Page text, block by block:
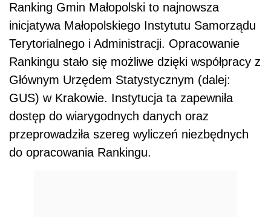
Ranking Gmin Małopolski to najnowsza
inicjatywa Małopolskiego Instytutu Samorządu
Terytorialnego i Administracji. Opracowanie
Rankingu stało się możliwe dzięki współpracy z
Głównym Urzędem Statystycznym (dalej:
GUS) w Krakowie. Instytucja ta zapewniła
dostęp do wiarygodnych danych oraz
przeprowadziła szereg wyliczeń niezbędnych
do opracowania Rankingu.